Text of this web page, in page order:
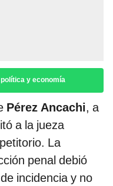
y economía
Pérez Ancachi, a
a la jueza
La
penal debió
incidencia y no